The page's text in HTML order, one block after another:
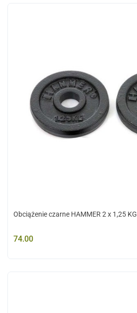
Obciążenie czarne HAMMER 2 x 1,25 KG
74.00